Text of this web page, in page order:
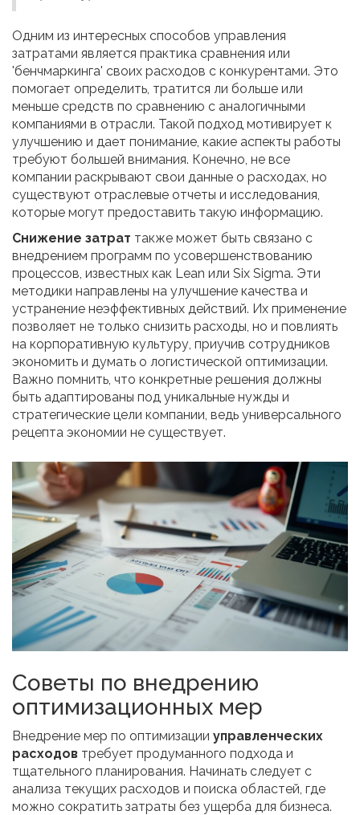
Одним из интересных способов управления
затратами является практика сравнения или
'бенчмаркинга' своих расходов с конкурентами. Это
помогает определить, тратится ли больше или
меньше средств по сравнению с аналогичными
компаниями в отрасли. Такой подход мотивирует к
улучшению и дает понимание, какие аспекты работы
требуют большей внимания. Конечно, не все
компании раскрывают свои данные о расходах, но
существуют отраслевые отчеты и исследования,
которые могут предоставить такую информацию.
Снижение затрат также может быть связано с
внедрением программ по усовершенствованию
процессов, известных как Lean или Six Sigma. Эти
методики направлены на улучшение качества и
устранение неэффективных действий. Их применение
позволяет не только снизить расходы, но и повлиять
на корпоративную культуру, приучив сотрудников
экономить и думать о логистической оптимизации.
Важно помнить, что конкретные решения должны
быть адаптированы под уникальные нужды и
стратегические цели компании, ведь универсального
рецепта экономии не существует.
Советы по внедрению
оптимизационных мер
Внедрение мер по оптимизации управленческих
расходов требует продуманного подхода и
тщательного планирования. Начинать следует с
анализа текущих расходов и поиска областей, где
можно сократить затраты без ущерба для бизнеса.